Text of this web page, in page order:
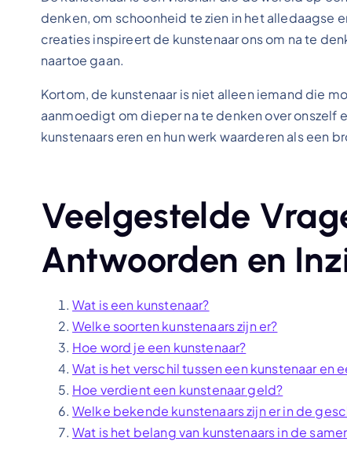
denken, om schoonheid te zien in het alledaagse
creaties inspireert de kunstenaar ons om na te
naartoe gaan.
Kortom, de kunstenaar is niet alleen iemand die
aanmoedigt om dieper na te denken over onszelf
kunstenaars eren en hun werk waarderen als een
Veelgestelde
Antwoorden en
Wat is een kunstenaar?
Welke soorten kunstenaars zijn er?
Hoe word je een kunstenaar?
Wat is het verschil tussen een kunstenaar en
Hoe verdient een kunstenaar geld?
Welke bekende kunstenaars zijn er in de
Wat is het belang van kunstenaars in de